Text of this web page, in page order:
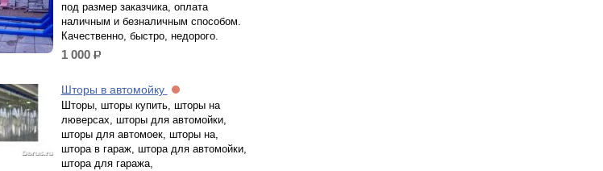
под размер заказчика, оплата
наличным и безналичным способом.
Качественно, быстро, недорого.
1 000 р.
Шторы в автомойку
Шторы, шторы купить, шторы на
люверсах, шторы для автомойки,
шторы для автомоек, шторы на,
штора в гараж, штора для автомойки,
штора для гаража,